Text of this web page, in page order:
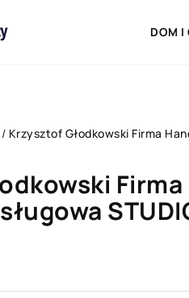
DOM I
/ Krzysztof Głodkowski Firma
Firma